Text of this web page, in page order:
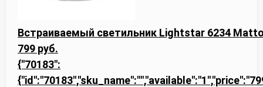
Встраиваемый светильник Lightstar 6234
799 руб.
{"70183":